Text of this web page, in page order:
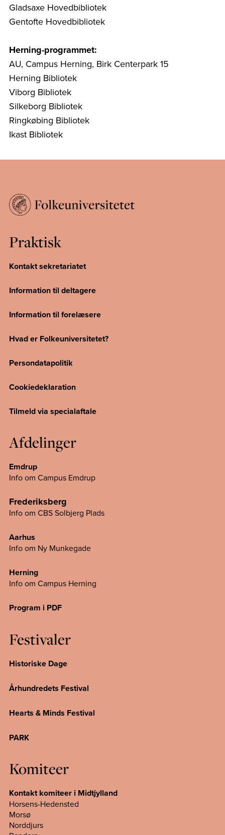
Gladsaxe Hovedbibliotek
Gentofte Hovedbibliotek
Herning-programmet:
AU, Campus Herning, Birk Centerpark 15
Herning Bibliotek
Viborg Bibliotek
Silkeborg Bibliotek
Ringkøbing Bibliotek
Ikast Bibliotek
Praktisk
Kontakt sekretariatet
Information til deltagere
Information til forelæsere
Hvad er Folkeuniversitetet?
Persondatapolitik
Cookiedeklaration
Tilmeld via specialaftale
Afdelinger
Emdrup
Info om Campus Emdrup
Frederiksberg
Info om CBS Solbjerg Plads
Aarhus
Info om Ny Munkegade
Herning
Info om Campus Herning
Program i PDF
Festivaler
Historiske Dage
Århundredets Festival
Hearts & Minds Festival
PARK
Komiteer
Kontakt komiteer i Midtjylland
Horsens-Hedensted
Morsø
Norddjurs